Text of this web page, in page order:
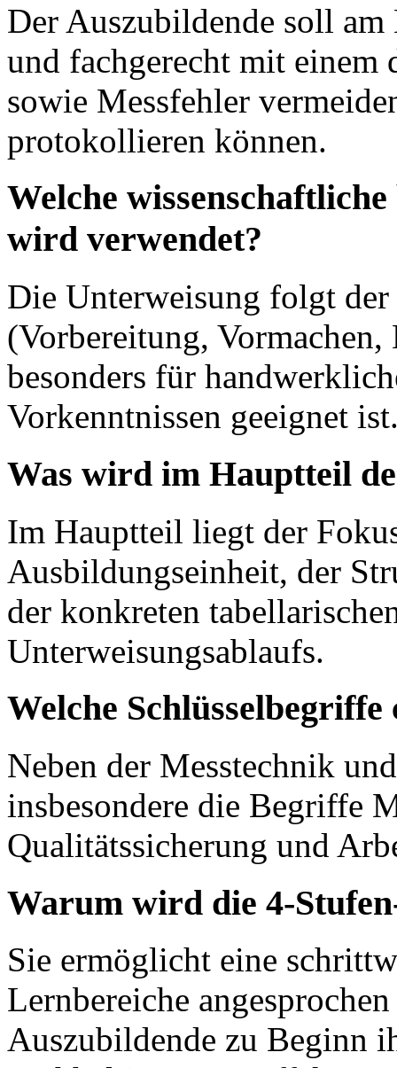
Der Auszubildende soll
und fachgerecht mit einem
sowie Messfehler
protokollieren können.
Welche
wird verwendet?
Die Unterweisung folgt
(Vorbereitung,
besonders für
Vorkenntnissen geeignet
Was wird im Hauptteil
Im Hauptteil liegt der
Ausbildungseinheit, der
der konkreten
Unterweisungsablaufs.
Welche
Neben der Messtechnik
insbesondere die Begriffe
Qualitätssicherung und
Warum wird die 4-
Sie ermöglicht eine
Lernbereiche
Auszubildende zu Beginn